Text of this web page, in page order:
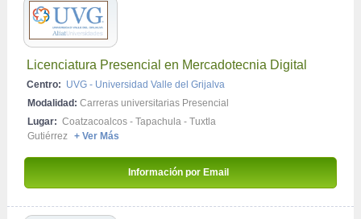
Licenciatura Presencial en Mercadotecnia Digital
Centro: UVG - Universidad Valle del Grijalva
Modalidad: Carreras universitarias Presencial
Lugar: Coatzacoalcos- Tapachula- Tuxtla
Gutiérrez + Ver Más
Información por Email